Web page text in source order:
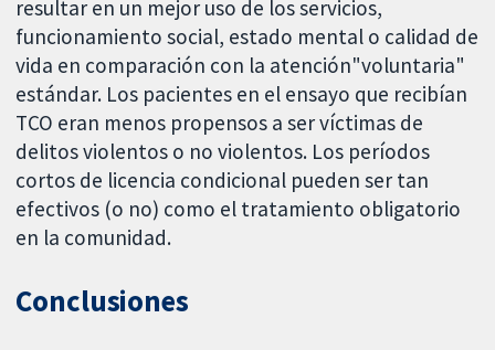
resultar en un mejor uso de los servicios,
funcionamiento social, estado mental o calidad de
vida en comparación con la atención"voluntaria"
estándar. Los pacientes en el ensayo que recibían
TCO eran menos propensos a ser víctimas de
delitos violentos o no violentos. Los períodos
cortos de licencia condicional pueden ser tan
efectivos (o no) como el tratamiento obligatorio
en la comunidad.
Conclusiones